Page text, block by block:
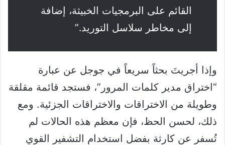
القائم على البرمجيات الخبيثة، إضافة
إلى مخاطر سلاسل التوريد.”
وإذا أجريتَ بحثاً سريعاً في جوجل عن عبارة
“اختراق مدير كلمات المرور”، فستجد قائمة مقلقة
وطويلة من الاختراقات والاختراقات الجزئية. ومع
ذلك، لحسن الحظ، فإن معظم هذه الحالات لم
تُسفر عن كارثة بفضل استخدام التشفير القوي